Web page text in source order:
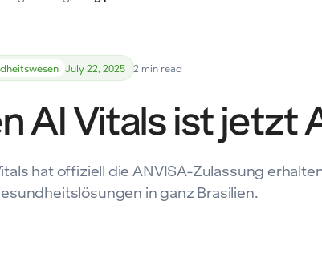
July 22, 2025 2 min read
AI Vitals ist jetzt
hat offiziell die ANVISA-Zulassung
in ganz Brasilien.